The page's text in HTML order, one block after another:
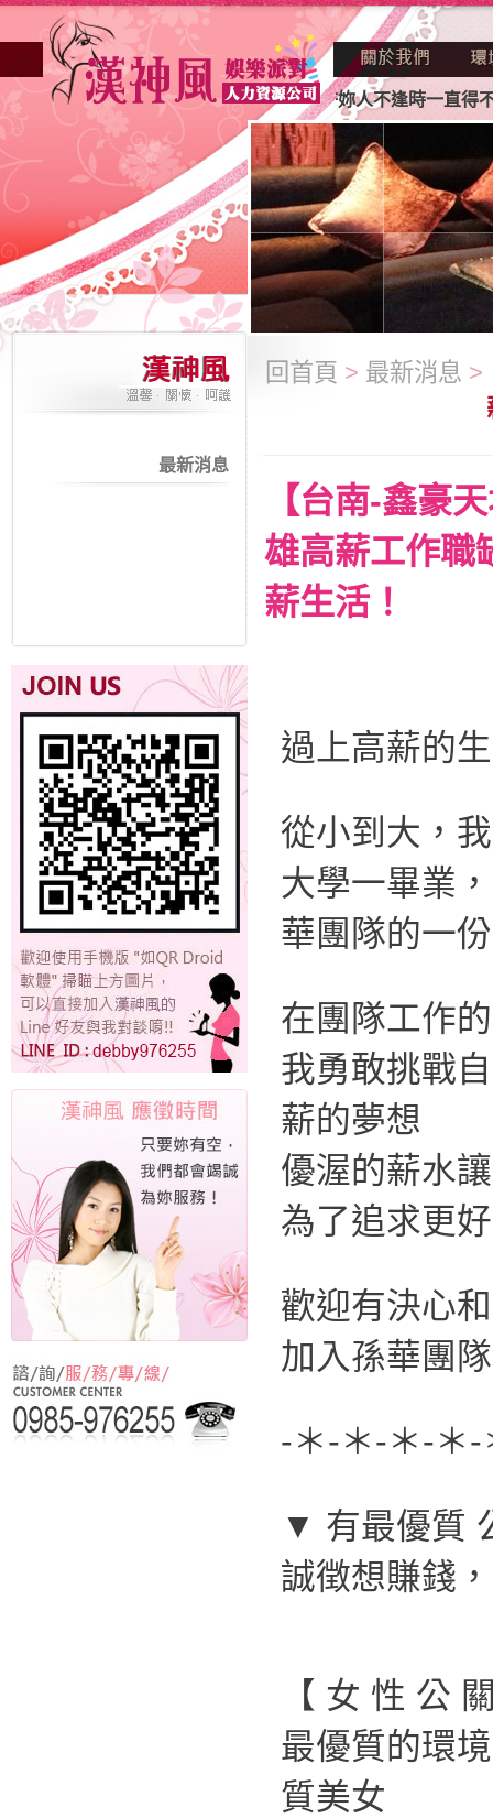
因不景氣的年代找不到工作？也許妳人不逢時一直得不到老
最新消息
回首頁 > 最新消息 >
【台南-鑫豪
雄高薪工作職
薪生活！
過上高薪的
從小到大，
大學一畢業
華團隊的一
在團隊工作
我勇敢挑戰
薪的夢想
優渥的薪水
為了追求更
歡迎有決心
加入孫華團
-＊-＊-＊-＊
▼ 有最優質
誠徴想賺錢
【 女 性 公
最優質的環
質美女